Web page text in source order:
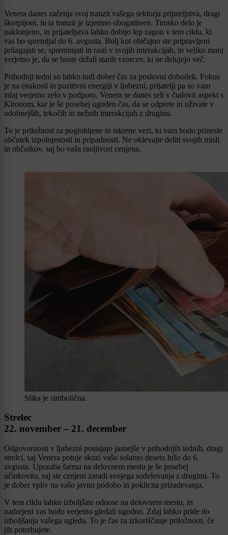
Venera danes začenja svoj tranzit vašega sektorja prijateljstva, dragi
škorpijoni, in ta tranzit je izjemno obogatitven. Timsko delo je
naklonjeno, in prijateljstva lahko dobijo lep zagon v tem ciklu, ki
vas bo spremljal do 6. avgusta. Bolj kot običajno ste pripravljeni
prilagajati se, spreminjati in rasti v svojih interakcijah, in veliko manj
verjetno je, da se boste držali starih vzorcev, ki ne delujejo več.
Prihodnji tedni so lahko tudi dober čas za poslovni dohodek. Fokus
je na enakosti in pozitivni energiji v ljubezni, prijatelji pa so vam
zdaj verjetno zelo v podporo. Venera se danes seli v čudovit aspekt s
Kironom, kar je še posebej ugoden čas, da se odprete in uživate v
udobnejših, tekočih in nežnih interakcijah z drugimi.
To je priložnost za poglobljene in iskrene vezi, ki vam bodo prinesle
občutek izpolnjenosti in pripadnosti. Ne oklevajte deliti svojih misli
in občutkov, saj bo vaša ranljivost cenjena.
Slika je simbolična.
Strelec
22. november – 21. december
Odgovornosti v ljubezni postajajo jasnejše v prihodnjih tednih, dragi
strelci, saj Venera potuje skozi vašo solarno deseto hišo do 6.
avgusta. Uporaba šarma na delovnem mestu je še posebej
učinkovita, saj ste cenjeni zaradi svojega sodelovanja z drugimi. To
je dober vpliv na vašo javno podobo in poklicna prizadevanja.
V tem ciklu lahko izboljšate odnose na delovnem mestu, in
nadrejeni vas bodo verjetno gledali ugodno. Zdaj lahko pride do
izboljšanja vašega ugleda. To je čas za izkoriščanje priložnosti, če
jih potrebujete.